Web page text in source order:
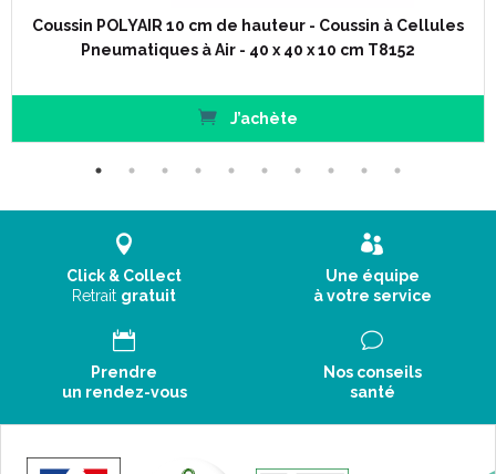
Coussin POLYAIR 10 cm de hauteur - Coussin à Cellules
Pneumatiques à Air - 40 x 40 x 10 cm T8152
J’achète
Click & Collect
Retrait gratuit
Une équipe
à votre service
Prendre
un rendez-vous
Nos conseils
santé